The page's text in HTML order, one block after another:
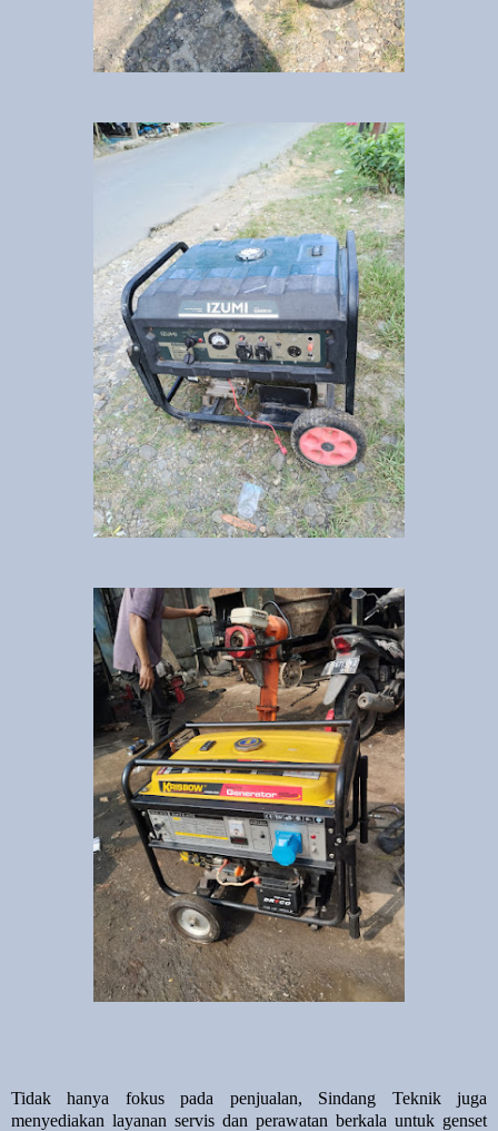
Tidak hanya fokus pada penjualan, Sindang Teknik juga
menyediakan layanan servis dan perawatan berkala untuk genset